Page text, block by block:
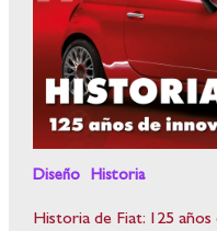
Diseño Historia
Historia de Fiat: 125